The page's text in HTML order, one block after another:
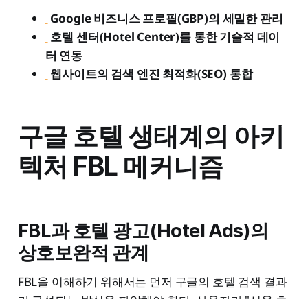
Google 비즈니스 프로필(GBP)의 세밀한 관리
호텔 센터(Hotel Center)를 통한 기술적 데이
터 연동
웹사이트의 검색 엔진 최적화(SEO) 통합
구글 호텔 생태계의 아키
텍처 FBL 메커니즘
FBL과 호텔 광고(Hotel Ads)의
상호보완적 관계
FBL을 이해하기 위해서는 먼저 구글의 호텔 검색 결과